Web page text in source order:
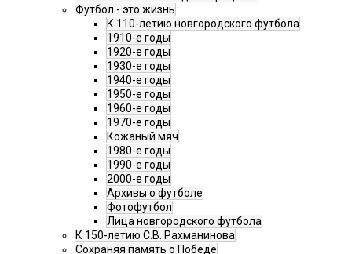
Футбол - это жизнь
К 110-летию новгородского футбола
1910-е годы
1920-е годы
1930-е годы
1940-е годы
1950-е годы
1960-е годы
1970-е годы
Кожаный мяч
1980-е годы
1990-е годы
2000-е годы
Архивы о футболе
Фотофутбол
Лица новгородского футбола
К 150-летию С.В. Рахманинова
Сохраняя память о Победе